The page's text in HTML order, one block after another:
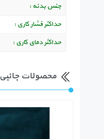
جنس بدنه :
حداکثر فشار کاری :
حداکثر دمای کاری :
محصولات جانبی